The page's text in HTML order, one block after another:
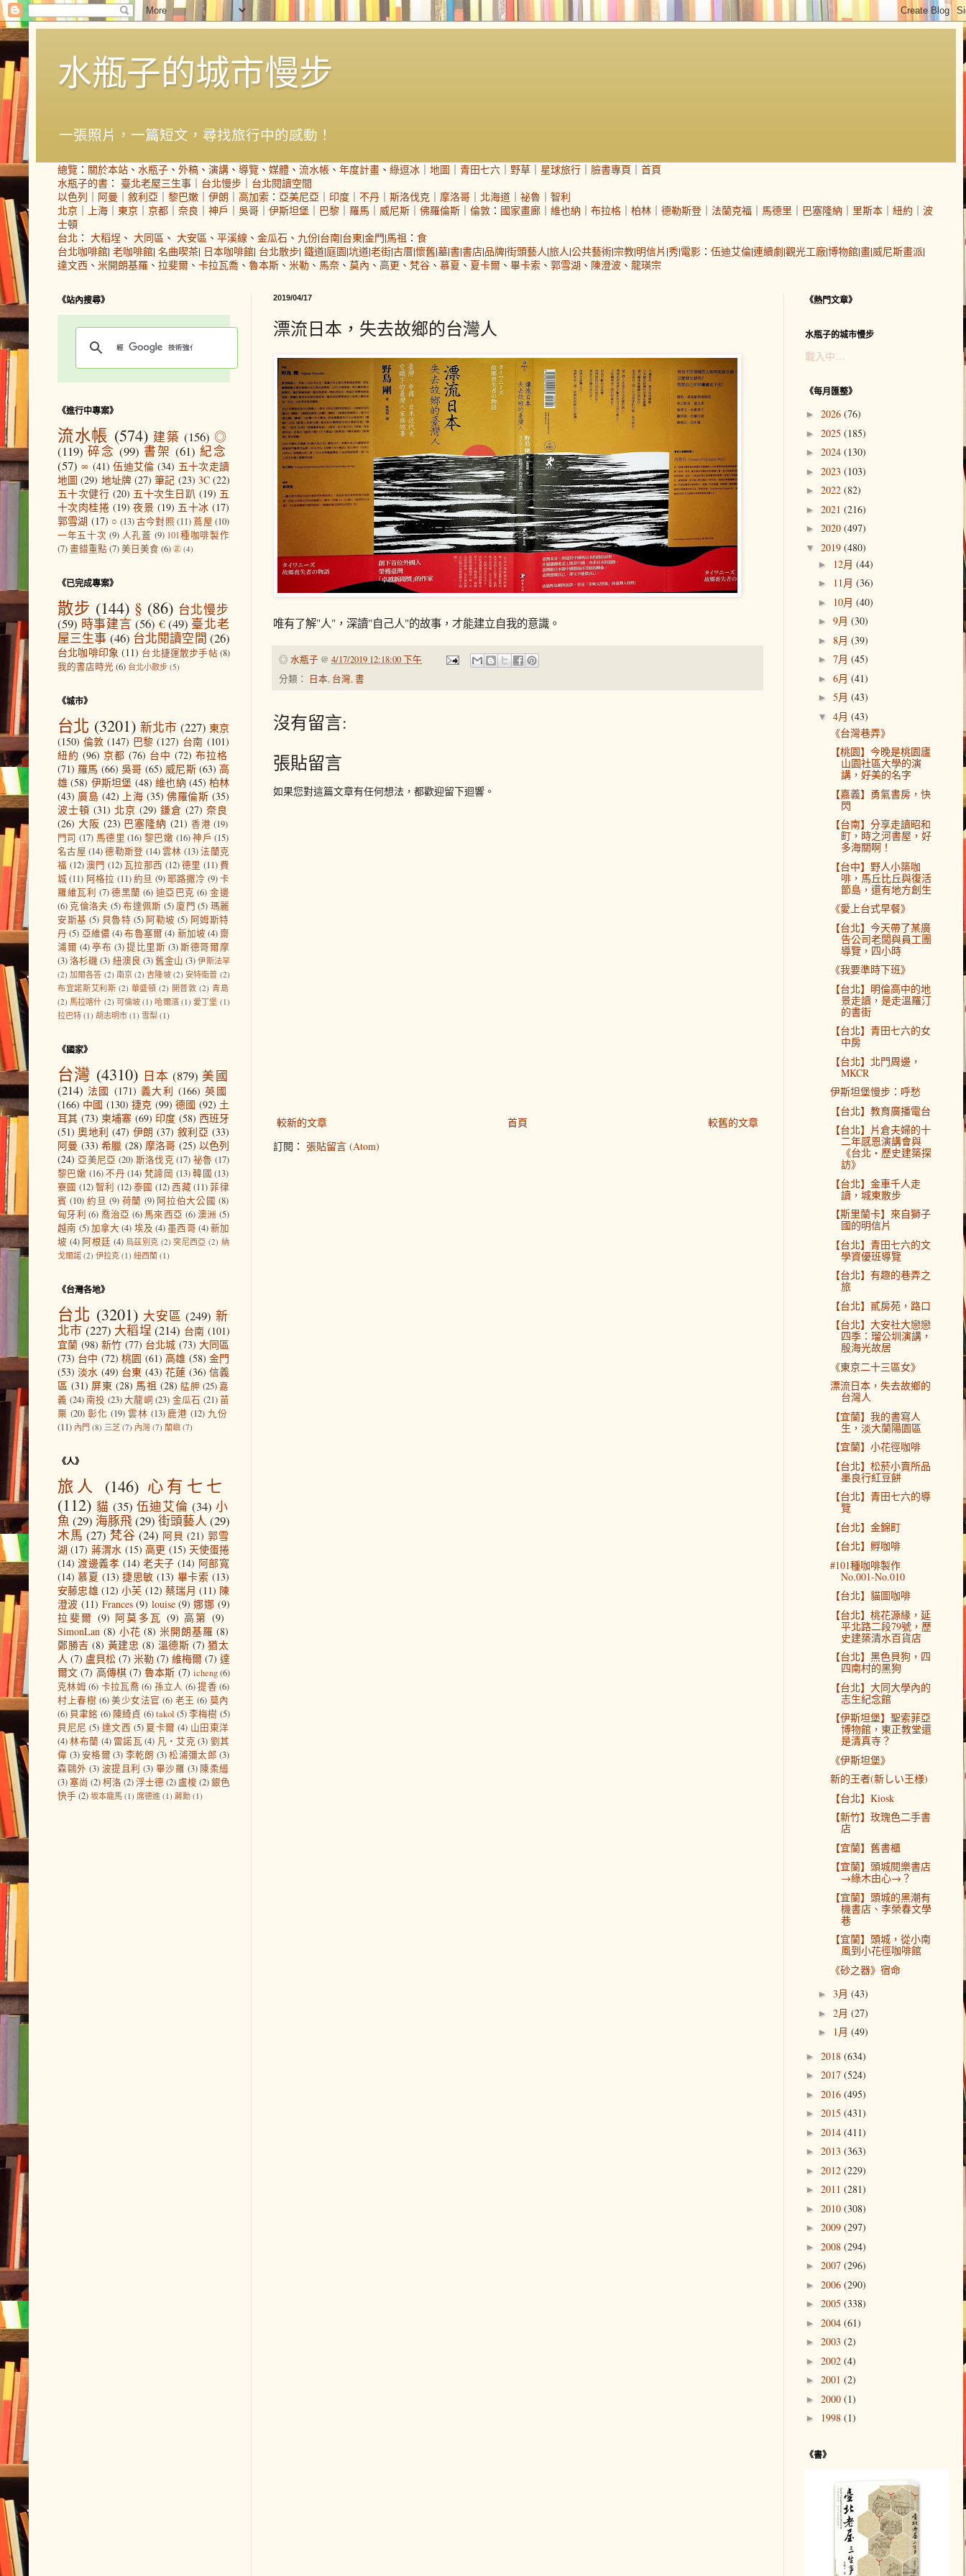
水瓶子的城市慢步
一張照片，一篇短文，尋找旅行中的感動！
總覽 ： 關於本站 、 水瓶子 、 外稿 、 演講 、 導覽 、 媒體 、 流水帳 、 年度計畫 、 綠逗冰 ｜ 地圖 ｜ 青田七六 ｜ 野草 ｜ 星球旅行 ｜ 臉書專頁 ｜ 首頁
水瓶子的書 ： 臺北老屋三生事 ｜ 台北慢步 ｜ 台北閱讀空間
以色列 ｜ 阿曼 ｜ 敘利亞 ｜ 黎巴嫩 ｜ 伊朗 ｜ 高加索 ： 亞美尼亞 ｜ 印度 ｜ 不丹 ｜ 斯洛伐克 ｜ 摩洛哥 ｜ 北海道 ｜ 祕魯 ｜ 智利
北京 ｜ 上海 ｜ 東京 ｜ 京都 ｜ 奈良 ｜ 神戶 ｜ 吳哥 ｜ 伊斯坦堡 ｜ 巴黎 ｜ 羅馬 ｜ 威尼斯 ｜ 佛羅倫斯 ｜ 倫敦 ： 國家畫廊 ｜ 維也納 ｜ 布拉格 ｜ 柏林 ｜ 德勒斯登 ｜ 法蘭克福 ｜ 馬德里 ｜ 巴塞隆納 ｜ 里斯本 ｜ 紐約 ｜ 波
士頓
台北 ： 大稻埕 、 大同區 、 大安區 、 平溪線 、 金瓜石 、 九份|台南|台東|金門|馬祖 ： 食
台北咖啡館| 老咖啡館| 名曲喫茶| 日本咖啡館| 台北散步| 鐵道|庭園|坑道|老街|古厝|懷舊|墓|書|書店|品牌|街頭藝人|旅人|公共藝術|宗教|明信片 |秀|電影 ： 伍迪艾倫|連續劇|觀光工廠|博物館|畫|威尼斯畫派|
達文西 、 米開朗基羅 、 拉斐爾 、 卡拉瓦喬 、 魯本斯 、 米勒 、 馬奈 、 莫內 、 高更 、 梵谷 、 慕夏 、 夏卡爾 、 畢卡索 、 郭雪湖 、 陳澄波 、 龍瑛宗
2019/04/17
漂流日本，失去故鄉的台灣人
唯有了解"人"，深讀"自己人"的故事，才能建立自我的意識。
◎ 水瓶子 @ 4/17/2019 12:18:00 下午
分類：
日本, 台灣,書
沒有留言:
張貼留言
如果您對這篇文章有任何想法，都歡迎留下迴響。
較新的文章 較舊的文章
首頁
訂閱： 張貼留言 (Atom)
《站內搜尋》
《進行中專案》
流水帳 (574) 建築 (156) ◎
(119) 碎念 (99) 書架 (61) 紀念
(57) ∞ (41) 伍迪艾倫 (34) 五十次走讀
地圖 (29) 地址牌 (27) 筆記 (23) 3C (22)
五十次健行 (20) 五十次生日趴 (19) 五
十次肉桂捲 (19) 夜景 (19) 五十冰 (17)
郭雪湖 (17) ○ (13)古今對照 (11) 蔦屋 (10)
一年五十次 (9) 人孔蓋 (9) 101種咖啡製作
(7)畫錯重點 (7)美日美食 (6) ㊣ (4)
《已完成專案》
散步 (144) § (86) 台北慢步
(59) 時事建言 (56) € (49) 臺北老
屋三生事 (46) 台北閱讀空間 (26)
台北咖啡印象 (11) 台北捷運散步手帖 (8)
我的書店時光 (6) 台北小散步 (5)
《城市》
台北 (3201) 新北市 (227) 東京
(150) 倫敦 (147) 巴黎 (127) 台南 (101)
紐約 (96) 京都 (76) 台中 (72) 布拉格
(71) 羅馬 (66) 吳哥 (65) 威尼斯 (63) 高
雄 (58) 伊斯坦堡 (48) 維也納 (45) 柏林
(43) 廣島 (42) 上海 (35) 佛羅倫斯 (35)
波士頓 (31) 北京 (29) 鎌倉 (27) 奈良
(26) 大阪 (23) 巴塞隆納 (21) 香港 (19)
門司 (17) 馬德里 (16) 黎巴嫩 (16) 神戶 (15)
名古屋 (14) 德勒斯登 (14)雲林 (13)法蘭克
福 (12) 澳門 (12)瓦拉那西 (12) 德里 (11) 費
城 (11) 阿格拉 (11)約旦 (9) 耶路撒冷 (9)卡
羅維瓦利 (7) 德黑蘭 (6) 迪亞巴克 (6) 金邊
(6) 克倫洛夫 (5)布達佩斯 (5) 廈門 (5) 瑪麗
安斯基 (5) 貝魯特 (5) 阿勒坡 (5) 阿姆斯特
丹 (5) 亞維儂 (4) 布魯塞爾 (4) 新加坡 (4) 齋
浦爾 (4) 亭布 (3) 提比里斯 (3) 斯德哥爾摩
(3)洛杉磯 (3) 紐澳良 (3)舊金山 (3) 伊斯法罕
(2) 加爾各答 (2) 南京 (2) 吉隆坡 (2) 安特衛普 (2)
布宜諾斯艾利斯 (2) 華盛頓 (2) 開普敦 (2) 青島
(2) 馬拉喀什 (2) 可倫坡 (1) 哈爾濱 (1) 愛丁堡 (1)
拉巴特 (1) 胡志明市 (1) 雪梨 (1)
《國家》
台灣 (4310) 日本 (879) 美國
(214) 法國 (171) 義大利 (166) 英國
(166) 中國 (130) 捷克 (99) 德國 (92) 土
耳其 (73) 柬埔寨 (69) 印度 (58) 西班牙
(51) 奧地利 (47) 伊朗 (37) 敘利亞 (33)
阿曼 (33) 希臘 (28) 摩洛哥 (25) 以色列
(24) 亞美尼亞 (20) 斯洛伐克 (17) 祕魯 (17)
黎巴嫩 (16) 不丹 (14) 梵諦岡 (13) 韓國 (13)
寮國 (12)智利 (12)泰國 (12)西藏 (11) 菲律
賓 (10) 約旦 (9) 荷蘭 (9) 阿拉伯大公國 (8)
匈牙利 (6) 喬治亞 (6) 馬來西亞 (6)澳洲 (5)
越南 (5) 加拿大 (4) 埃及 (4)墨西哥 (4)新加
坡 (4) 阿根廷 (4) 烏茲別克 (2) 突尼西亞 (2) 納
戈爾諾 (2) 伊拉克 (1) 紐西蘭 (1)
《台灣各地》
台北 (3201) 大安區 (249) 新
北市 (227) 大稻埕 (214) 台南 (101)
宜蘭 (98) 新竹 (77) 台北城 (73) 大同區
(73) 台中 (72) 桃園 (61) 高雄 (58) 金門
(53) 淡水 (49) 台東 (43) 花蓮 (36) 信義
區 (31) 屏東 (28) 馬祖 (28) 艋舺 (25) 嘉
義 (24) 南投 (23)大龍峒 (23) 金瓜石 (21)苗
栗 (20) 彰化 (19) 雲林 (13) 鹿港 (12) 九份
(11) 內門 (8) 三芝 (7) 內灣 (7) 蘭嶼 (7)
《人》
旅人 (146) 心有七七
(112) 貓 (35) 伍迪艾倫 (34) 小
魚 (29) 海豚飛(29) 街頭藝人 (29)
木馬 (27) 梵谷 (24) 阿貝 (21) 郭雪
湖 (17) 蔣渭水 (15) 高更 (15) 天使蛋捲
(14) 渡邊義孝 (14) 老夫子 (14) 阿部寬
(14) 慕夏 (13) 捷思敏 (13) 畢卡索 (13)
安藤忠雄 (12) 小芙 (12) 蔡瑞月 (11) 陳
澄波 (11) Frances (9) louise (9) 娜娜 (9)
拉斐爾 (9) 阿莫多瓦 (9) 高第 (9)
SimonLan (8) 小花 (8) 米開朗基羅 (8)
鄭勝吉 (8) 黃建忠 (8) 溫德斯 (7) 猶太
人 (7) 盧貝松 (7) 米勒 (7) 維梅爾 (7) 達
爾文 (7) 高傳棋 (7) 魯本斯 (7) icheng(6)
克林姆 (6) 卡拉瓦喬 (6) 孫立人 (6)提香 (6)
村上春樹 (6) 美少女法官 (6) 老王 (6) 莫內
(6) 貝聿銘 (6) 陳綺貞 (6) takol (5)李梅樹 (5)
貝尼尼 (5) 達文西 (5) 夏卡爾 (4) 山田東洋
(4)林布蘭 (4) 雷諾瓦 (4) 凡‧艾克 (3) 劉其
偉 (3)安格爾 (3) 李乾朗 (3)松浦彌太郎 (3)
森鷗外 (3) 波提且利 (3) 畢沙羅 (3) 陳柔縉
(3)塞尚 (2)柯洛 (2)浮士德 (2) 盧梭 (2)銀色
快手 (2) 坂本龍馬 (1) 席德進 (1) 蔣勳 (1)
《熱門文章》
水瓶子的城市慢步
載入中…
《每月匯整》
► 2026 (76)
► 2025 (185)
► 2024 (130)
► 2023 (103)
► 2022 (82)
► 2021 (216)
► 2020 (497)
▼ 2019 (480)
► 12月 (44)
► 11月 (36)
► 10月 (40)
► 9月 (30)
► 8月 (39)
► 7月 (45)
► 6月 (41)
► 5月 (43)
▼ 4月 (43)
《台灣巷弄》
【桃園】今晚是桃園廬
山園社區大學的演
講，好美的名字
【嘉義】勇氣書房，快
閃
【台南】分享走讀昭和
町，時之河書屋，好
多海關啊！
【台中】野人小築咖
啡，馬丘比丘與復活
節島，還有地方創生
《愛上台式早餐》
【台北】今天帶了某廣
告公司老闆與員工團
導覽，四小時
《我要準時下班》
【台北】明倫高中的地
景走讀，是走溫羅汀
的書街
【台北】青田七六的女
中房
【台北】北門周邊，
MKCR
伊斯坦堡慢步：呼愁
【台北】教育廣播電台
【台北】片倉夫婦的十
二年感恩演講會與
《台北‧歷史建築探
訪》
【台北】金車千人走
讀，城東散步
【斯里蘭卡】來自獅子
國的明信片
【台北】青田七六的文
學資優班導覽
【台北】有趣的巷弄之
旅
【台北】貳房苑，路口
【台北】大安社大戀戀
四季：瑠公圳演講，
殷海光故居
《東京二十三區女》
漂流日本，失去故鄉的
台灣人
【宜蘭】我的書寫人
生，淡大蘭陽園區
【宜蘭】小花徑咖啡
【台北】松菸小賣所品
墨良行紅豆餅
【台北】青田七六的導
覽
【台北】金錦町
【台北】孵咖啡
#101種咖啡製作
No.001-No.010
【台北】貓圖咖啡
【台北】桃花源緣，延
平北路二段79號，歷
史建築清水百貨店
【台北】黑色貝狗，四
四南村的黑狗
【台北】大同大學內的
志生紀念館
【伊斯坦堡】聖索菲亞
博物館，東正教堂還
是清真寺？
《伊斯坦堡》
新的王者(新しい王様)
【台北】Kiosk
【新竹】玫瑰色二手書
店
【宜蘭】舊書櫃
【宜蘭】頭城閱樂書店
→綠木由心→？
【宜蘭】頭城的黑潮有
機書店、李榮春文學
巷
【宜蘭】頭城，從小南
風到小花徑咖啡館
《砂之器》宿命
► 3月 (43)
► 2月 (27)
► 1月 (49)
► 2018 (634)
► 2017 (524)
► 2016 (495)
► 2015 (431)
► 2014 (411)
► 2013 (363)
► 2012 (229)
► 2011 (281)
► 2010 (308)
► 2009 (297)
► 2008 (294)
► 2007 (296)
► 2006 (290)
► 2005 (338)
► 2004 (61)
► 2003 (2)
► 2002 (4)
► 2001 (2)
► 2000 (1)
► 1998 (1)
《書》